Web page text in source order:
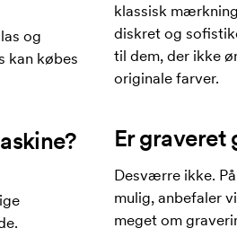
og
kan købes
klassisk
diskret og
til dem, der ikke
originale farver.
Er graveret
Desværre ikke.
mulig, anbefaler
meget om